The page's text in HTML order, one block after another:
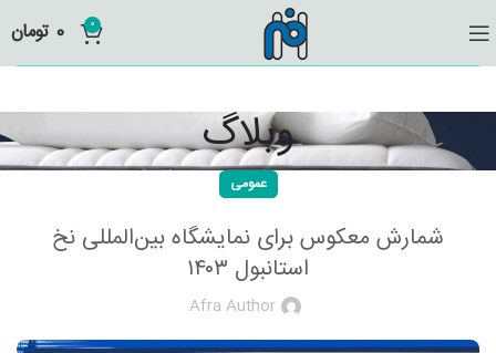
0
0 تومان
وبلاگ
عمومی
شمارش معکوس برای نمایشگاه بین‌المللی نخ
استانبول ۱۴۰۳
Afra Author